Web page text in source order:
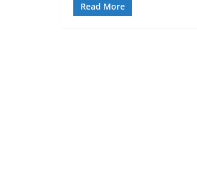
Read More